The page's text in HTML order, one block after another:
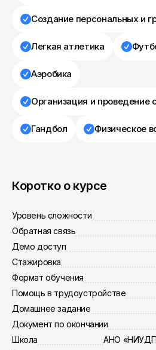
Создание персональных и
Легкая атлетика
Аэробика
Организация и проведение
Гандбол Физическое
Коротко о курсе
Уровень сложности
Обратная связь
Демо доступ
Стажировка
Формат обучения
Помощь в трудоустройстве
Домашнее задание
Документ по окончании
Школа
АНО